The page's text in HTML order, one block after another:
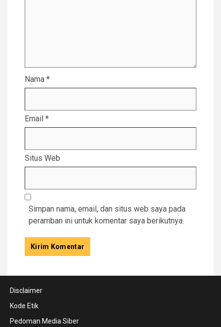
Nama *
Email *
Situs Web
Simpan nama, email, dan situs web saya pada
peramban ini untuk komentar saya berikutnya.
Disclaimer
Kode Etik
Pedoman Media Siber